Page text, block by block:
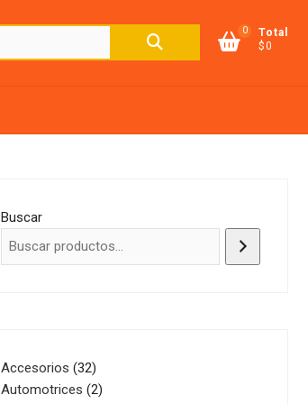
Buscar
0
Total
$0
Buscar
Accesorios 3232
productos
Automotrices 22